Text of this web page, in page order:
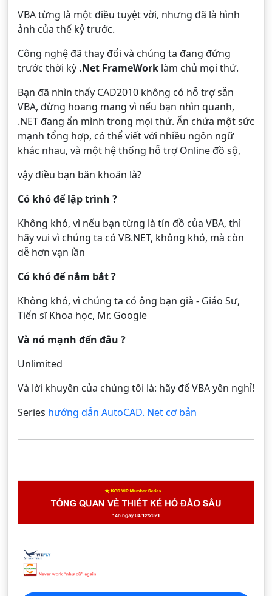
VBA từng là một điều tuyệt vời, nhưng đã là hình
ảnh của thế kỷ trước.
Công nghệ đã thay đổi và chúng ta đang đứng
trước thời kỳ .Net FrameWork làm chủ mọi thứ.
Bạn đã nhìn thấy CAD2010 không có hỗ trợ sẵn
VBA, đừng hoang mang vì nếu bạn nhìn quanh,
.NET đang ẩn mình trong mọi thứ. Ẩn chứa một sức
mạnh tổng hợp, có thể viết với nhiều ngôn ngữ
khác nhau, và một hệ thống hỗ trợ Online đồ sộ,
vậy điều bạn băn khoăn là?
Có khó để lập trình ?
Không khó, vì nếu bạn từng là tín đồ của VBA, thì
hãy vui vì chúng ta có VB.NET, không khó, mà còn
dễ hơn vạn lần
Có khó để nắm bắt ?
Không khó, vì chúng ta có ông bạn già - Giáo Sư,
Tiến sĩ Khoa học, Mr. Google
Và nó mạnh đến đâu ?
Unlimited
Và lời khuyên của chúng tôi là: hãy để VBA yên nghỉ!
Series hướng dẫn AutoCAD. Net cơ bản